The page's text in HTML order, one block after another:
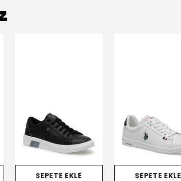
SEPETE EKLE SEPETE EKLE